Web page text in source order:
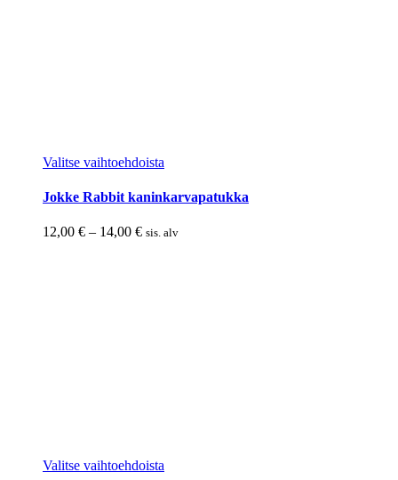
Valitse vaihtoehdoista
on
useampi
muunnelma.
Voit
Jokke Rabbit kaninkarvapatukka
12,00 € – 14,00 €Hintaluokka:
sis. alv
Valitse vaihtoehdoista